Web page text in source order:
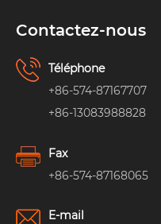
Contactez-nous
Téléphone
+86-574-87167707
+86-13083988828
Fax
+86-574-87168065
E-mail